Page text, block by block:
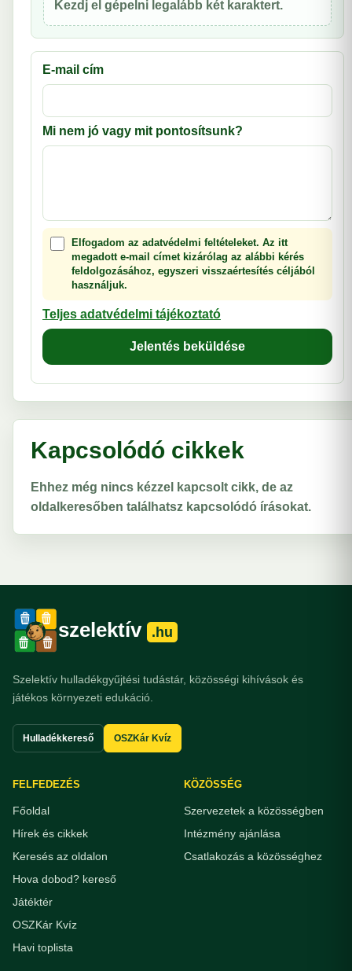
Kezdj el gépelni legalább két karaktert.
E-mail cím
Mi nem jó vagy mit pontosítsunk?
Elfogadom az adatvédelmi feltételeket. Az itt
megadott e-mail címet kizárólag az alábbi kérés
feldolgozásához, egyszeri visszaértesítés céljából
használjuk.
Teljes adatvédelmi tájékoztató
Jelentés beküldése
Kapcsolódó cikkek
Ehhez még nincs kézzel kapcsolt cikk, de az
oldalkeresőben találhatsz kapcsolódó írásokat.
szelektív .hu
Szelektív hulladékgyűjtési tudástár, közösségi kihívások és
játékos környezeti edukáció.
Hulladékkereső OSZKár Kvíz
FELFEDEZÉS
Főoldal
Hírek és cikkek
Keresés az oldalon
Hova dobod? kereső
Játéktér
OSZKár Kvíz
Havi toplista
KÖZÖSSÉG
Szervezetek a közösségben
Intézmény ajánlása
Csatlakozás a közösséghez